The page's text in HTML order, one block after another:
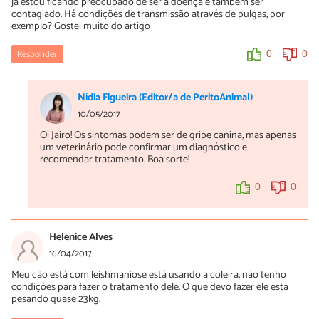
contagiado. Há condições de transmissão através de pulgas, por
exemplo? Gostei muito do artigo
Responder 0 0
Nídia Figueira (Editor/a de PeritoAnimal)
10/05/2017
Oi Jairo! Os sintomas podem ser de gripe canina, mas apenas
um veterinário pode confirmar um diagnóstico e
recomendar tratamento. Boa sorte!
0 0
Helenice Alves
16/04/2017
Meu cão está com leishmaniose está usando a coleira, não tenho
condições para fazer o tratamento dele. O que devo fazer ele esta
pesando quase 23kg.